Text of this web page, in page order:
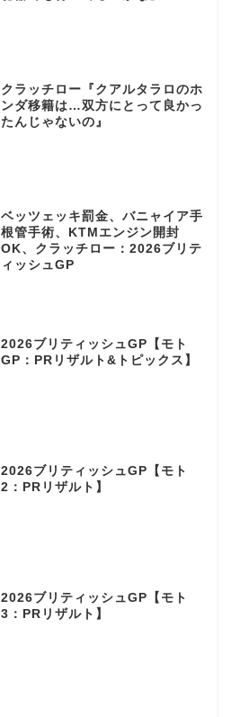
クラッチロー『クアルタラロのホ
ンダ移籍は…双方にとって良かっ
たんじゃないの』
ベッツェッキ罰金、バニャイア手
根管手術、KTMエンジン開封
OK、クラッチロー：2026ブリテ
ィッシュGP
2026ブリティッシュGP【モト
GP：PRリザルト&トピックス】
2026ブリティッシュGP【モト
2：PRリザルト】
2026ブリティッシュGP【モト
3：PRリザルト】